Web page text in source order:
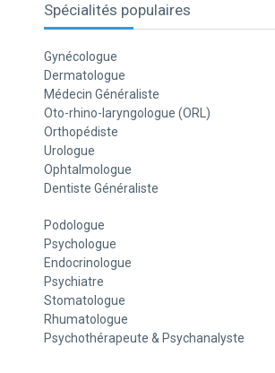
Spécialités populaires
Gynécologue
Dermatologue
Médecin Généraliste
Oto-rhino-laryngologue (ORL)
Orthopédiste
Urologue
Ophtalmologue
Dentiste Généraliste
Podologue
Psychologue
Endocrinologue
Psychiatre
Stomatologue
Rhumatologue
Psychothérapeute & Psychanalyste